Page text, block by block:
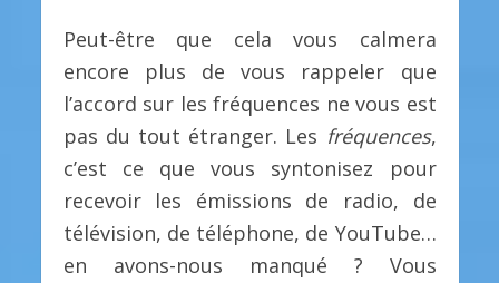
Peut-être que cela vous calmera
encore plus de vous rappeler que
l’accord sur les fréquences ne vous est
pas du tout étranger. Les fréquences,
c’est ce que vous syntonisez pour
recevoir les émissions de radio, de
télévision, de téléphone, de YouTube…
en avons-nous manqué ? Vous